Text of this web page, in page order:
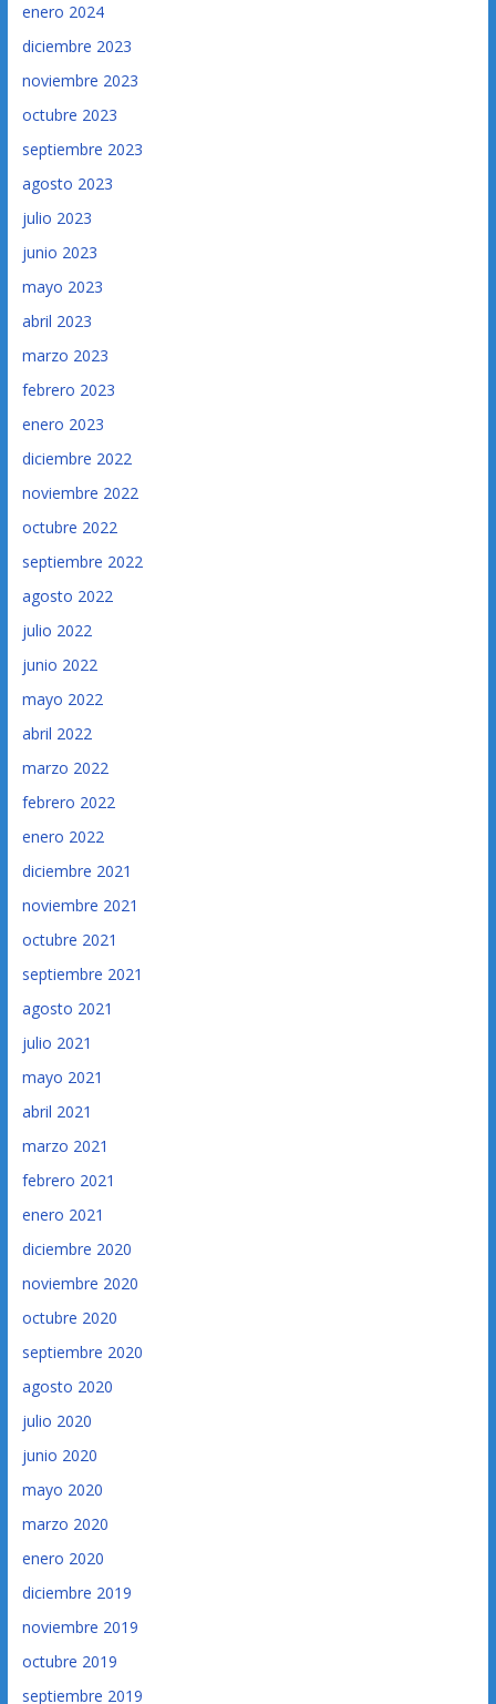
enero 2024
diciembre 2023
noviembre 2023
octubre 2023
septiembre 2023
agosto 2023
julio 2023
junio 2023
mayo 2023
abril 2023
marzo 2023
febrero 2023
enero 2023
diciembre 2022
noviembre 2022
octubre 2022
septiembre 2022
agosto 2022
julio 2022
junio 2022
mayo 2022
abril 2022
marzo 2022
febrero 2022
enero 2022
diciembre 2021
noviembre 2021
octubre 2021
septiembre 2021
agosto 2021
julio 2021
mayo 2021
abril 2021
marzo 2021
febrero 2021
enero 2021
diciembre 2020
noviembre 2020
octubre 2020
septiembre 2020
agosto 2020
julio 2020
junio 2020
mayo 2020
marzo 2020
enero 2020
diciembre 2019
noviembre 2019
octubre 2019
septiembre 2019